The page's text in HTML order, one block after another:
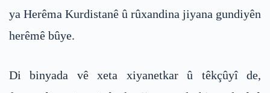
ya Herêma Kurdistanê û rûxandina jiyana gundiyên
herêmê bûye.
Di binyada vê xeta xiyanetkar û têkçûyî de,